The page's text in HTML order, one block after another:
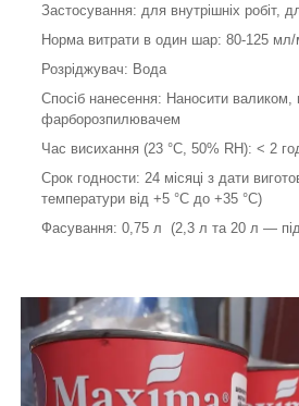
Застосування: для внутрішніх робіт,
Норма витрати в один шар: 80-125 мл/
Розріджувач: Вода
Спосіб нанесення: Наносити валиком,
фарборозпилювачем
Час висихання (23 °C, 50% RH): < 2
Срок годности: 24 місяці з дати
температури від +5 °C до +35 °C)
Фасування: 0,75 л (2,3 л та 20 л —